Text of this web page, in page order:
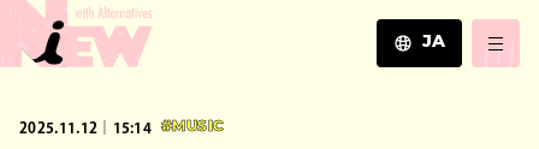
JA
2025.11.12｜15:14 #MUSIC